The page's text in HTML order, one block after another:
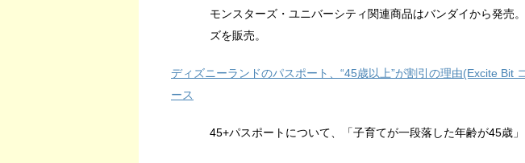
モンスターズ・ユニバーシティ関連商品はバンダイから発売
ズを販売。
ディズニーランドのパスポート、“45歳以上”が割引の理由(Excite Bit
ース
45+パスポートについて、「子育てが一段落した年齢が45歳」